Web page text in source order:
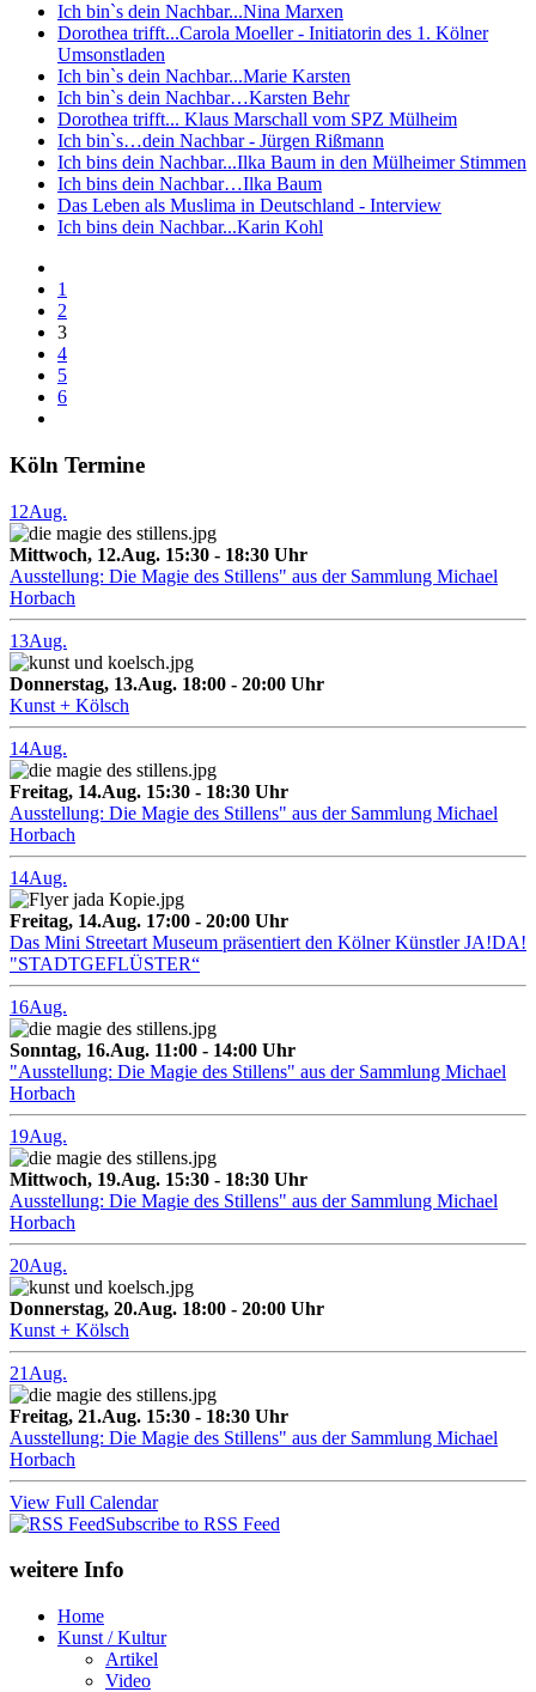
Ich bin`s dein Nachbar...Nina Marxen
Dorothea trifft...Carola Moeller - Initiatorin des 1. Kölner
Umsonstladen
Ich bin`s dein Nachbar...Marie Karsten
Ich bin`s dein Nachbar…Karsten Behr
Dorothea trifft... Klaus Marschall vom SPZ Mülheim
Ich bin`s…dein Nachbar - Jürgen Rißmann
Ich bins dein Nachbar...Ilka Baum in den Mülheimer Stimmen
Ich bins dein Nachbar…Ilka Baum
Das Leben als Muslima in Deutschland - Interview
Ich bins dein Nachbar...Karin Kohl
1
2
3
4
5
6
Köln Termine
12Aug.
Mittwoch, 12.Aug. 15:30 - 18:30 Uhr
Ausstellung: Die Magie des Stillens" aus der Sammlung Michael
Horbach
13Aug.
Donnerstag, 13.Aug. 18:00 - 20:00 Uhr
Kunst + Kölsch
14Aug.
Freitag, 14.Aug. 15:30 - 18:30 Uhr
Ausstellung: Die Magie des Stillens" aus der Sammlung Michael
Horbach
14Aug.
Freitag, 14.Aug. 17:00 - 20:00 Uhr
Das Mini Streetart Museum präsentiert den Kölner Künstler JA!DA!
"STADTGEFLÜSTER“
16Aug.
Sonntag, 16.Aug. 11:00 - 14:00 Uhr
"Ausstellung: Die Magie des Stillens" aus der Sammlung Michael
Horbach
19Aug.
Mittwoch, 19.Aug. 15:30 - 18:30 Uhr
Ausstellung: Die Magie des Stillens" aus der Sammlung Michael
Horbach
20Aug.
Donnerstag, 20.Aug. 18:00 - 20:00 Uhr
Kunst + Kölsch
21 Aug.
Freitag, 21.Aug. 15:30 - 18:30 Uhr
Ausstellung: Die Magie des Stillens" aus der Sammlung Michael
Horbach
View Full Calendar
Subscribe to RSS Feed
weitere Info
Home
Kunst / Kultur
Artikel
Video